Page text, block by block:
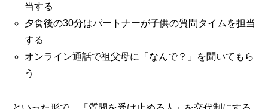
当する
夕食後の30分はパートナーが子供の質問タイムを担当
する
オンライン通話で祖父母に「なんで？」を聞いてもら
う